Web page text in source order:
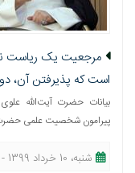
مرجعیت یک ریاست
است که پذیرفتن آن،
بیانات حضرت آیت‌الله
پیرامون شخصیت علمی حضرت
شنبه، 10 خرداد 1399 - 11:50